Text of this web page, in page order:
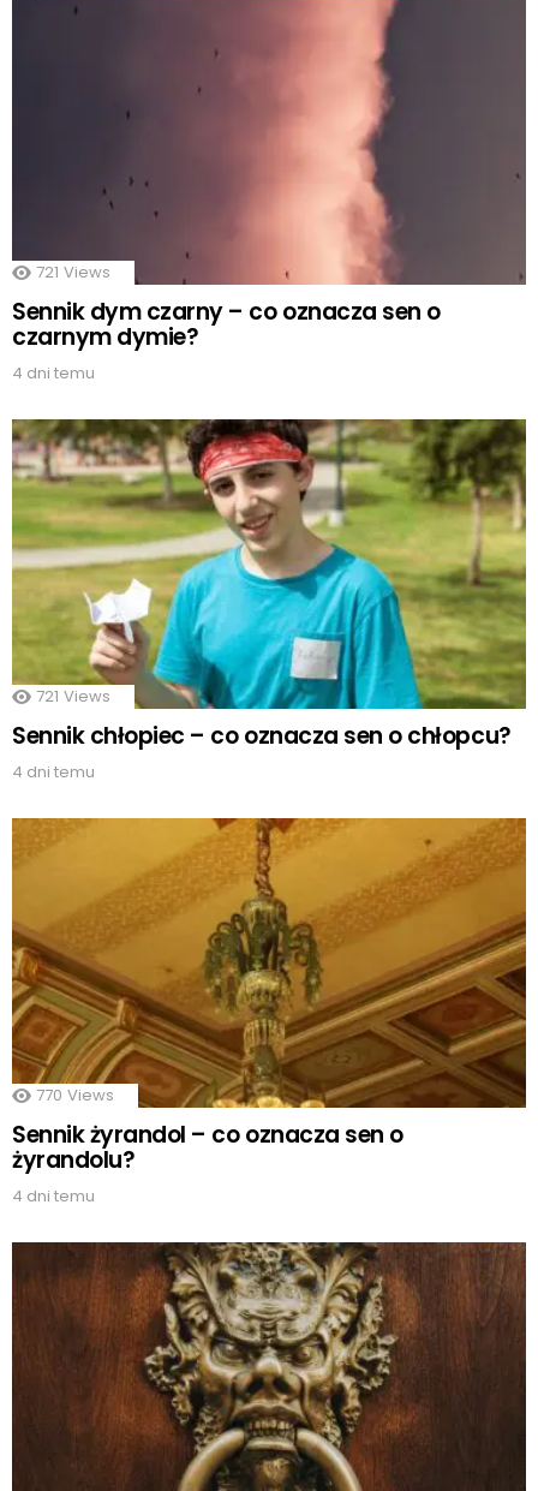
721 Views
Sennik dym czarny – co oznacza sen o
czarnym dymie?
4 dni temu
721 Views
Sennik chłopiec – co oznacza sen o chłopcu?
4 dni temu
770 Views
Sennik żyrandol – co oznacza sen o
żyrandolu?
4 dni temu